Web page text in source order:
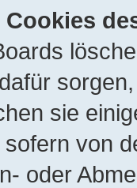
sie
sofern von
oder